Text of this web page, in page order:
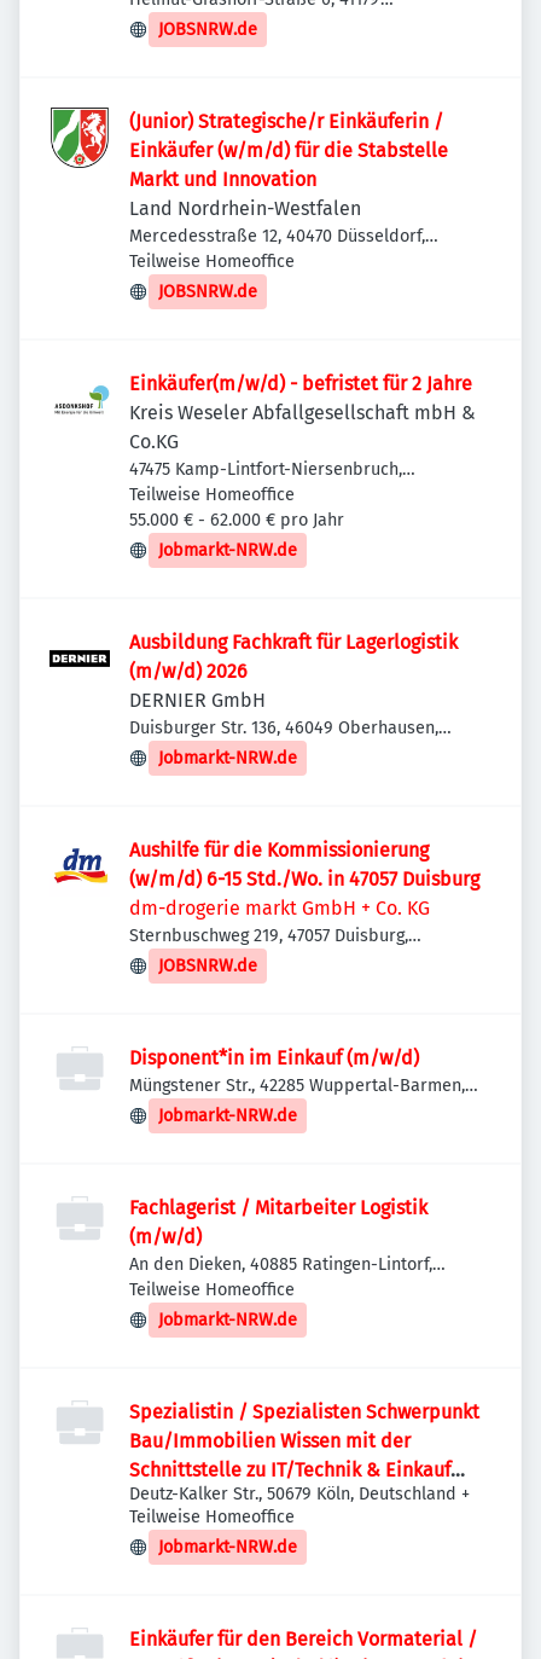
Mönchengladbach, Deutschland
JOBSNRW.de
(Junior) Strategische/r Einkäuferin /
Einkäufer (w/m/d) für die Stabstelle
Markt und Innovation
Land Nordrhein-Westfalen
Mercedesstraße 12, 40470 Düsseldorf,
Deutschland
Teilweise Homeoffice
JOBSNRW.de
Einkäufer(m/w/d) - befristet für 2 Jahre
Kreis Weseler Abfallgesellschaft mbH &
Co.KG
47475 Kamp-Lintfort-Niersenbruch,
Deutschland
Teilweise Homeoffice
55.000 € - 62.000 € pro Jahr
Jobmarkt-NRW.de
Ausbildung Fachkraft für Lagerlogistik
(m/w/d) 2026
DERNIER GmbH
Duisburger Str. 136, 46049 Oberhausen,
Deutschland
Jobmarkt-NRW.de
Aushilfe für die Kommissionierung
(w/m/d) 6-15 Std./Wo. in 47057 Duisburg
dm-drogerie markt GmbH + Co. KG
Sternbuschweg 219, 47057 Duisburg,
Deutschland
JOBSNRW.de
Disponent*in im Einkauf (m/w/d)
Müngstener Str., 42285 Wuppertal-Barmen,
Deutschland
Jobmarkt-NRW.de
Fachlagerist / Mitarbeiter Logistik
(m/w/d)
An den Dieken, 40885 Ratingen-Lintorf,
Deutschland
Teilweise Homeoffice
Jobmarkt-NRW.de
Spezialistin / Spezialisten Schwerpunkt
Bau/Immobilien Wissen mit der
Schnittstelle zu IT/Technik & Einkauf
(m/w/d)
Deutz-Kalker Str., 50679 Köln, Deutschland +
Teilweise Homeoffice
Jobmarkt-NRW.de
Einkäufer für den Bereich Vormaterial /